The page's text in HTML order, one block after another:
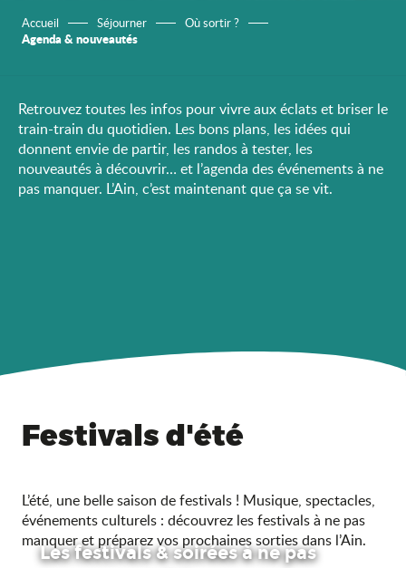
Accueil Séjourner Où sortir ?
Agenda & nouveautés
Retrouvez toutes les infos pour vivre aux éclats et briser le
train-train du quotidien. Les bons plans, les idées qui
donnent envie de partir, les randos à tester, les
nouveautés à découvrir… et l’agenda des événements à ne
pas manquer. L’Ain, c’est maintenant que ça se vit.
Festivals d'été
L’été, une belle saison de festivals ! Musique, spectacles,
événements culturels : découvrez les festivals à ne pas
manquer et préparez vos prochaines sorties dans l’Ain.
Les festivals & soirées à ne pas